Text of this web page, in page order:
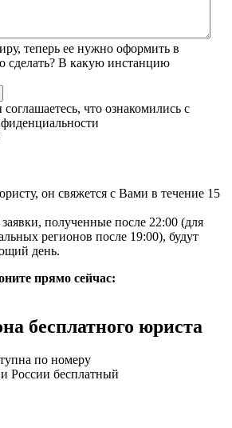
теперь ее нужно оформить в
сделать? В какую инстанцию
что ознакомились с
он свяжется с Вами в течение 15
заявки, полученные после 22:00 (для
регионов после 19:00), будут
день.
прямо сейчас:
бесплатного юриста
по номеру
России бесплатный